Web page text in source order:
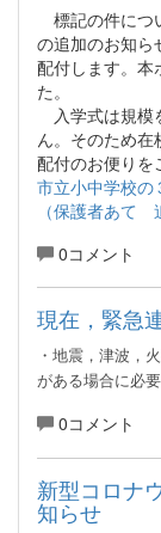
標記の件につ
の追加のお知ら
配付します。本
た。
入学式は規模
ん。そのため
配付のお便りを
市立小中学校
（保護者あて
0コメント
現在，緊急
・地震，津波，
がある場合に必
0コメント
新型コロナ
知らせ